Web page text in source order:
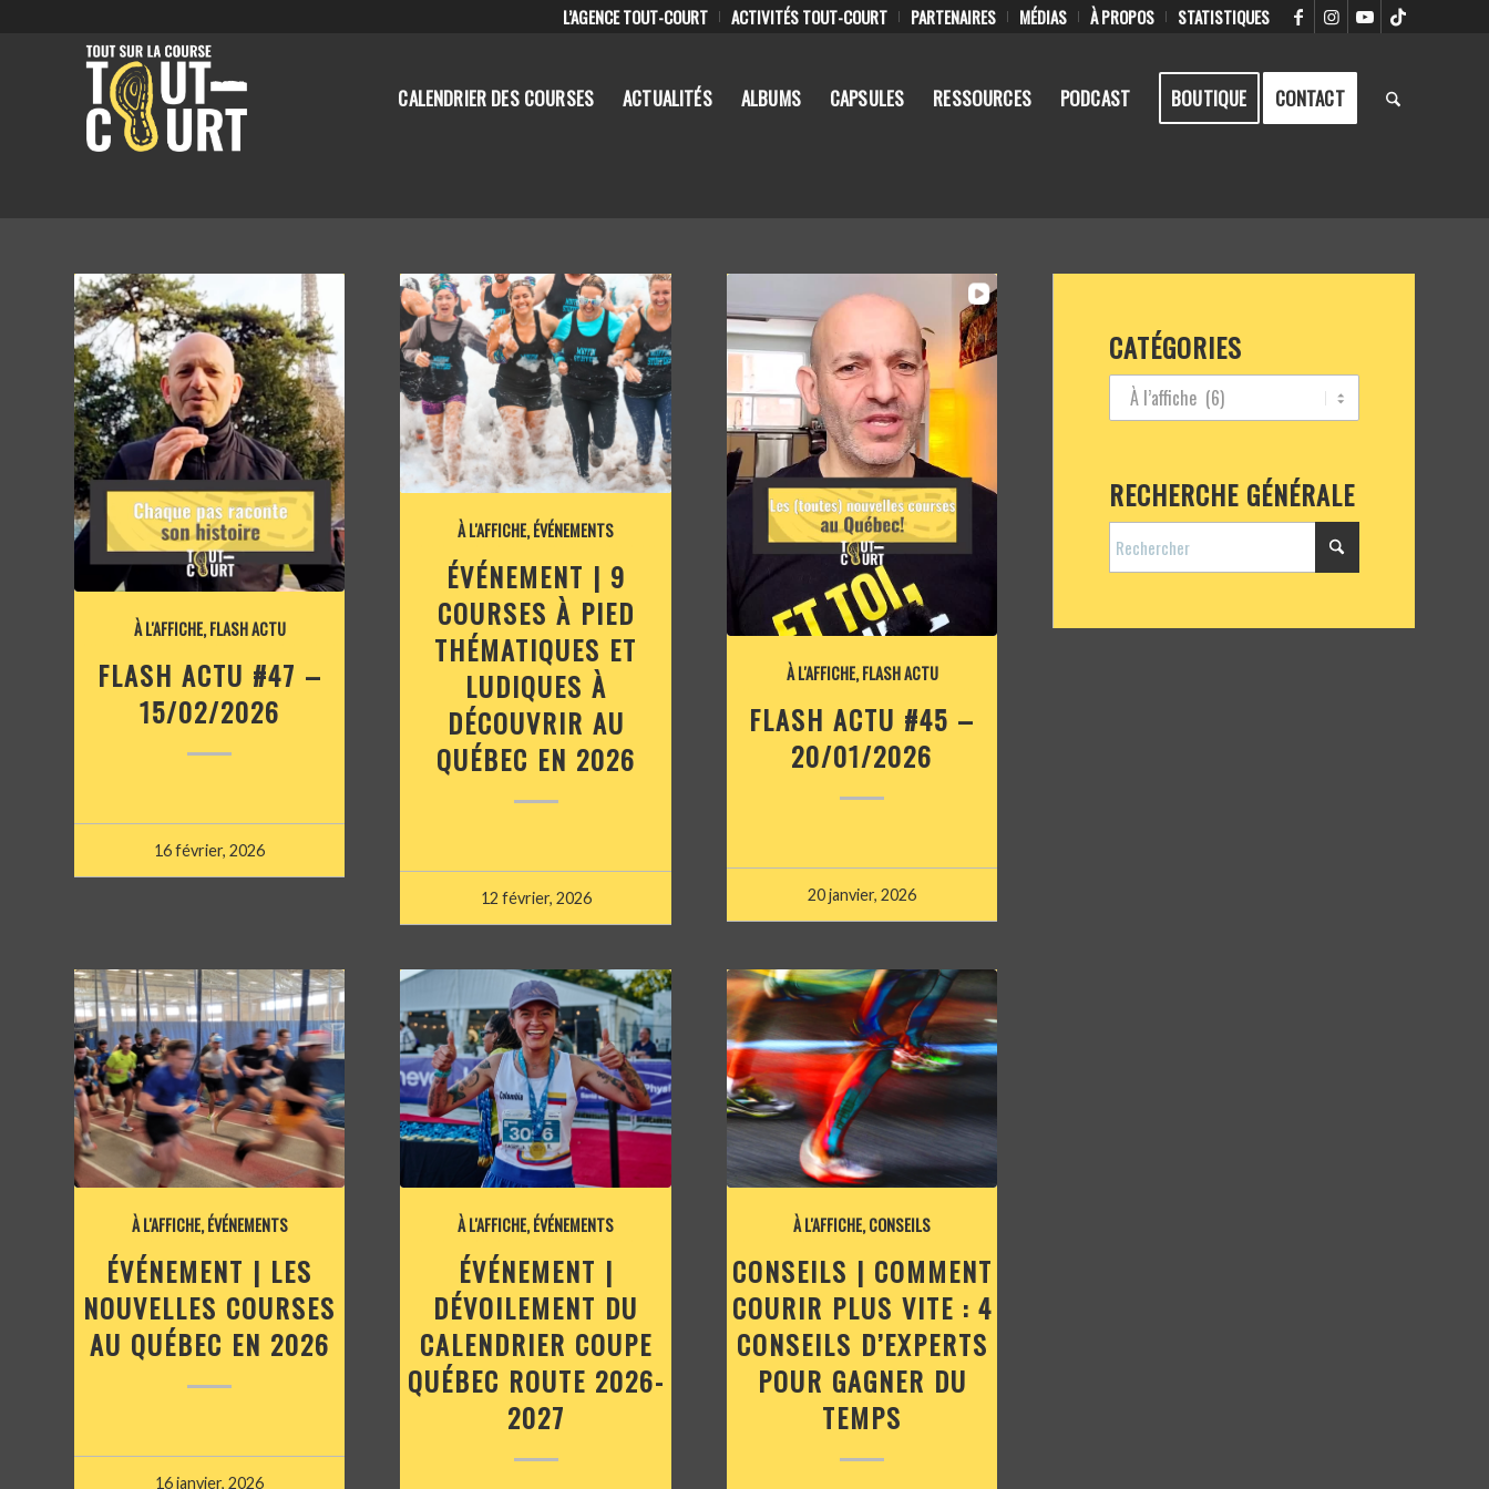
L’AGENCE TOUT-COURT ACTIVITÉS TOUT-COURT PARTENAIRES MÉDIAS À PROPOS STATISTIQUES
CALENDRIER DES COURSES ACTUALITÉS ALBUMS CAPSULES RESSOURCES PODCAST BOUTIQUE CONTACT
À L'AFFICHE,FLASH ACTU
FLASH ACTU #47 –
15/02/2026
16 février, 2026
À L'AFFICHE,ÉVÉNEMENTS
ÉVÉNEMENT | 9
COURSES À PIED
THÉMATIQUES ET
LUDIQUES À
DÉCOUVRIR AU
QUÉBEC EN 2026
12 février, 2026
À L'AFFICHE,FLASH ACTU
FLASH ACTU #45 –
20/01/2026
20 janvier, 2026
À L'AFFICHE,ÉVÉNEMENTS
ÉVÉNEMENT | LES
NOUVELLES COURSES
AU QUÉBEC EN 2026
16 janvier, 2026
À L'AFFICHE,ÉVÉNEMENTS
ÉVÉNEMENT |
DÉVOILEMENT DU
CALENDRIER COUPE
QUÉBEC ROUTE 2026-
2027
À L'AFFICHE,CONSEILS
CONSEILS | COMMENT
COURIR PLUS VITE : 4
CONSEILS D’EXPERTS
POUR GAGNER DU
TEMPS
CATÉGORIES
RECHERCHE GÉNÉRALE